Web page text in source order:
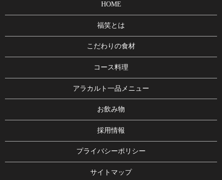
HOME
福笑とは
こだわりの食材
コース料理
アラカルト一品メニュー
お飲み物
採用情報
プライバシーポリシー
サイトマップ